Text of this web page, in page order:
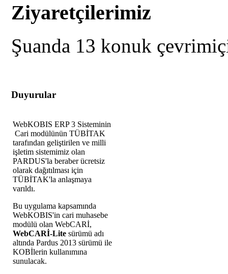
Ziyaretçilerimiz
Şuanda 13 konuk
Duyurular
WebKOBIS ERP 3 Sisteminin
Cari modülünün TÜBİTAK
tarafından geliştirilen ve milli
işletim sistemimiz olan
PARDUS'la beraber ücretsiz
olarak dağıtılması için
TÜBİTAK'la anlaşmaya
varıldı.
Bu uygulama kapsamında
WebKOBIS'in cari muhasebe
modülü olan WebCARİ,
WebCARİ-Lite sürümü adı
altında Pardus 2013 sürümü ile
KOBİlerin kullanımına
sunulacak.